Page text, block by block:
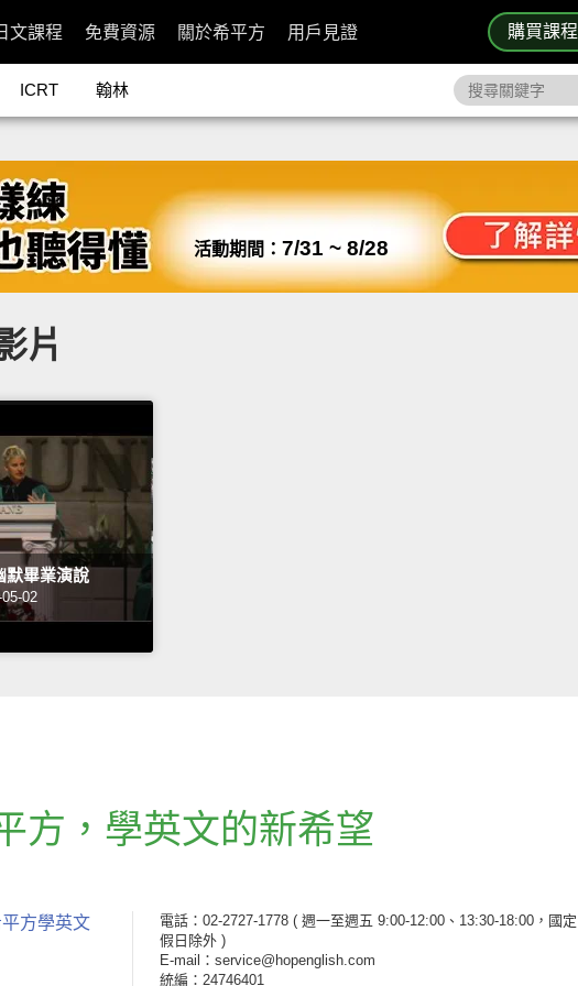
購買課程
文課程 免費資源 關於希平方 用戶見證
ICRT 翰林
活動期間： 7/31 ~ 8/28
片
默畢業演說
02
方 ， 學英文的新希望
方學英文 電話：02-2727-1778 ( 週一至週五 9:00-12:00、13:30-18:00，國定
假日除外 )
E-mail：service@hopenglish.com
統編：24746401